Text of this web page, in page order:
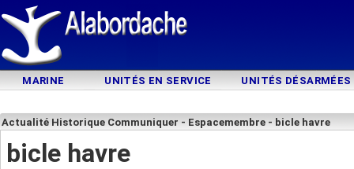
MARINE UNITÉS EN SERVICE UNITÉS DÉSARMÉES
Actualité Historique Communiquer - Espacemembre - bicle havre
bicle havre